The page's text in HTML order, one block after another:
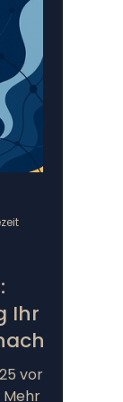
Forum
Kr
Ihr
vor
Mehr